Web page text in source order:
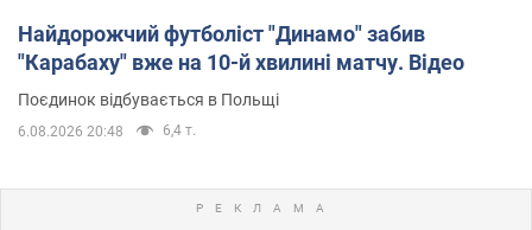
Найдорожчий футболіст "Динамо" забив
"Карабаху" вже на 10-й хвилині матчу. Відео
Поєдинок відбувається в Польщі
6.08.2026 20:48 6,4 т.